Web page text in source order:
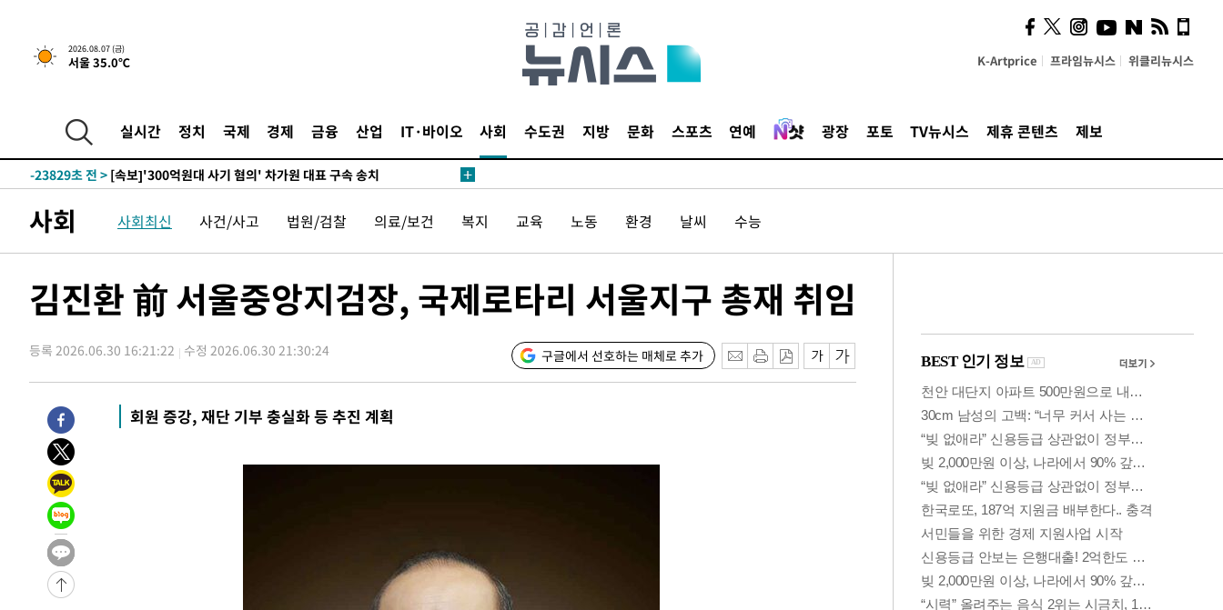
2026.08.07 (금)
서울 35.0℃ K-Artprice 프라임뉴시스 위클리뉴시스
실시간 정치 국제 경제 금융 산업 IT·바이오 사회 수도권 지방 문화 스포츠 연예 광장 포토 TV뉴시스 제휴 콘텐츠 제보
-30953초 전 >[속보] 7월 중국 수출 23.9%↑ 수입 27.5%↑…무역총액
25.3%↑
-28113초 전 >[속보]'채상병 순직 책임' 임성근, 항소심도 징역 3년
-24579초 전 >
민주 콩고 에볼라환자 4천명 돌파, 4053명 발생 1850명 사망
-23829초 전 >
-23023초 전 > "미 전국적 살모네라 식중독 원인은 멕시코산 할라피뇨"-- CDC
-21417초 전 > [속보]합수본, '투표율 허위 입력' 중앙·서울·경기도 선관위 등 9곳
-21172초 전 >[속보]원·달러 환율, 오전 9시 1423.8원
-20954초 전 >[속보]코스닥, 5.95포인트(0.74%) 상승한 807.62개장
-18087초 전 >시리아 다마스쿠스 교외에서 미니버스 폭발.. 14명 부상, 3명은 중
-17385초 전 >입추에도 극한더위…서울 낮 39도 '폭염중대경보'
-12349초 전 >
이란, 호르무즈서 "적국 목표물들"과 대치로 남부 케슘섬에서 두차
례 큰 폭발음
-11064초 전 >
[속보]美, 폴리실리콘 수입 규제…파생제품 15% 관세, 120일 후
발효
-9215초 전 >
-6915초 전 >
-30953초 전 >
25.3%↑
-28113초 전 >
-27979초 전 >
-24579초 전 >
민주 콩고 에볼라환자 4천명 돌파, 4053명 발생 1850명 사망
사회 사회최신 사건/사고 법원/검찰 의료/보건 복지 교육 노동 환경 날씨 수능
김진환 前 서울중앙지검장, 국제로타리 서울지구 총재 취임
등록 2026.06.30 16:21:22 수정 2026.06.30 21:30:24 구글에서 선호하는 매체로 추가
회원 증강, 재단 기부 충실화 등 추진 계획
시, 스마트폰 액세서리에
NFC 더했다